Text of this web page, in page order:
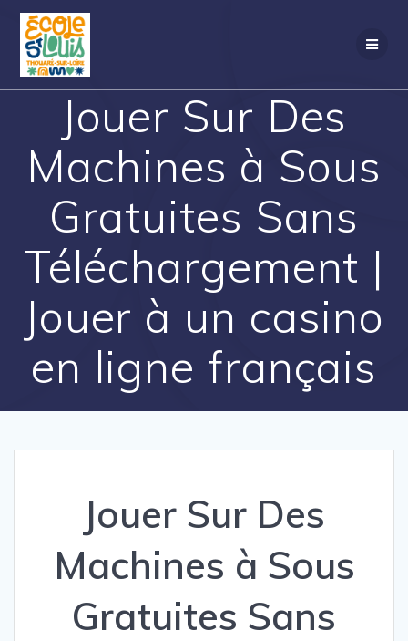
Jouer Sur Des
Machines à Sous
Gratuites Sans
Téléchargement |
Jouer à un casino
en ligne français
Jouer Sur Des
Machines à Sous
Gratuites Sans